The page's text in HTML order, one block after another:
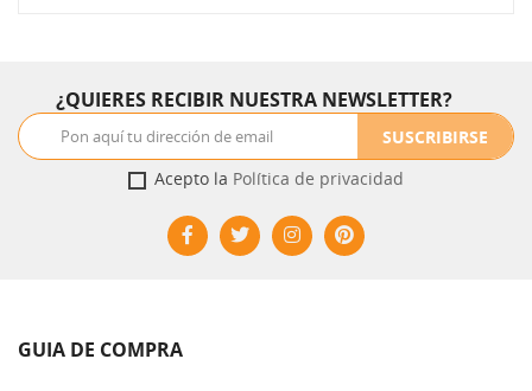
¿QUIERES RECIBIR NUESTRA NEWSLETTER?
SUSCRIBIRSE
Acepto la Política de privacidad
GUIA DE COMPRA